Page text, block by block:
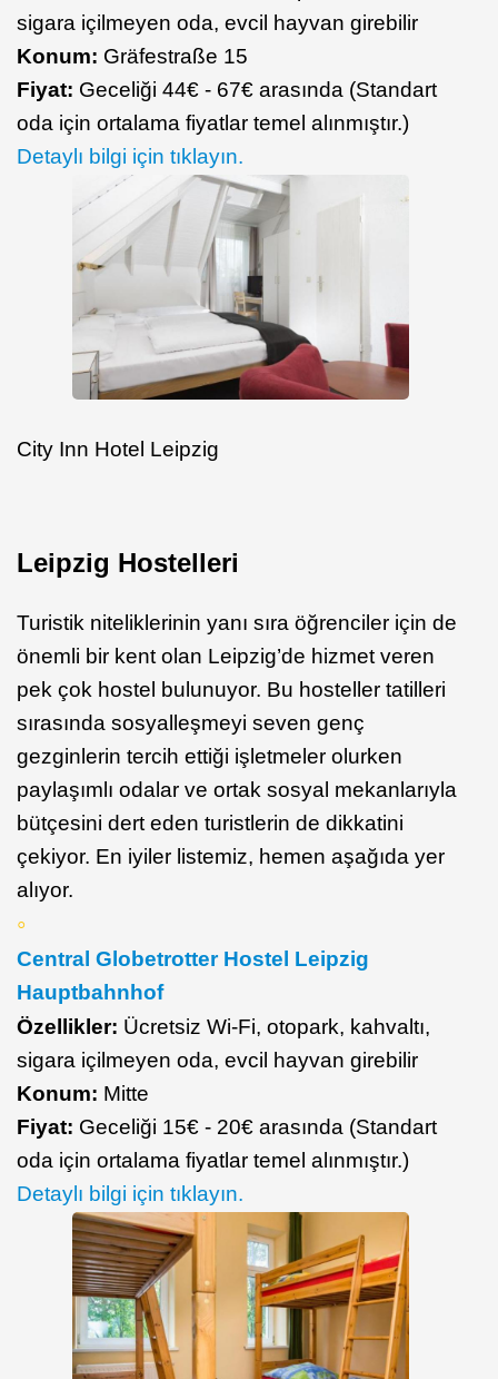
sigara içilmeyen oda, evcil hayvan girebilir
Konum: Gräfestraße 15
Fiyat: Geceliği 44€ - 67€ arasında (Standart
oda için ortalama fiyatlar temel alınmıştır.)
Detaylı bilgi için tıklayın.
City Inn Hotel Leipzig
Leipzig Hostelleri
Turistik niteliklerinin yanı sıra öğrenciler için de
önemli bir kent olan Leipzig’de hizmet veren
pek çok hostel bulunuyor. Bu hosteller tatilleri
sırasında sosyalleşmeyi seven genç
gezginlerin tercih ettiği işletmeler olurken
paylaşımlı odalar ve ortak sosyal mekanlarıyla
bütçesini dert eden turistlerin de dikkatini
çekiyor. En iyiler listemiz, hemen aşağıda yer
alıyor.
Central Globetrotter Hostel Leipzig
Hauptbahnhof
Özellikler: Ücretsiz Wi-Fi, otopark, kahvaltı,
sigara içilmeyen oda, evcil hayvan girebilir
Konum: Mitte
Fiyat: Geceliği 15€ - 20€ arasında (Standart
oda için ortalama fiyatlar temel alınmıştır.)
Detaylı bilgi için tıklayın.